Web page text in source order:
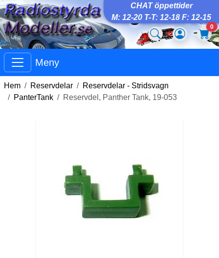
CHAT öppettider
M: 12-20 T-T: 12-18 F: 12-15
0
Meny
Hem Reservdelar
Reservdelar - Stridsvagn
PanterTank
Reservdel, Panther Tank, 19-053